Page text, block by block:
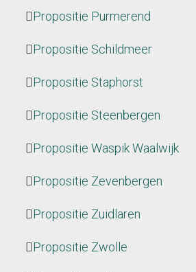
Propositie Purmerend
Propositie Schildmeer
Propositie Staphorst
Propositie Steenbergen
Propositie Waspik Waalwijk
Propositie Zevenbergen
Propositie Zuidlaren
Propositie Zwolle